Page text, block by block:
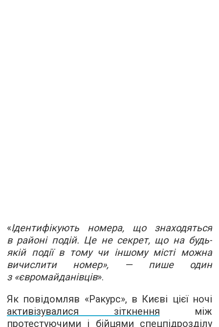
«Ідентифікують номера, що знаходяться
в районі подій. Це не секрет, що на будь-
якій події в тому чи іншому місті можна
вичислити номер», — пише один
з «євромайданівців».
Як повідомляв «Ракурс», в Києві цієї ночі
активізувалися зіткнення між
протестуючими і бійцями спецпідрозділу